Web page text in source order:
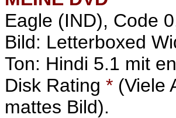
Eagle (IND), Code
Bild: Letterboxed
Ton: Hindi 5.1 mit
Disk Rating * (Viele
mattes Bild).